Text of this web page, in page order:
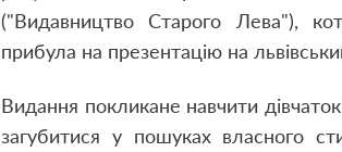
("Видавництво Старого Лева"),
прибула на презентацію на
Видання покликане навчити
загубитися у пошуках власного